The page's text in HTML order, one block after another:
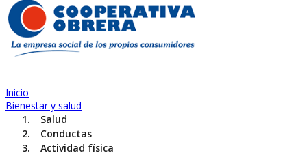
Inicio
Bienestar y salud
Salud
Conductas
Actividad física